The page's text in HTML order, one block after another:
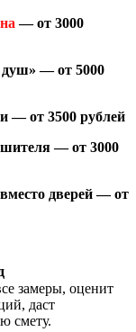
— от 3000
душ» — от 5000
— от 3500 рублей
— от 3000
дверей — от
замеры, оценит
даст
смету.